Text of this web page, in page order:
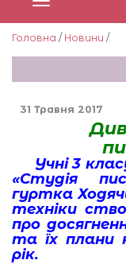
Головна / Новини /
31 Травня 2017
Учні 3
«Студія
гуртка
техніки
про
та їх плани
рік.